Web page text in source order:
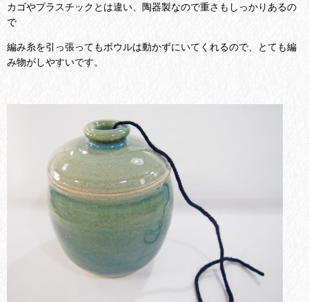
カゴやプラスチックとは違い、陶器製なので重さもしっかりあるの
で
編み糸を引っ張ってもボウルは動かずにいてくれるので、とても編
み物がしやすいです。